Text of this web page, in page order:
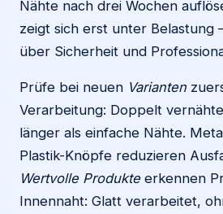
Nähte nach drei Wochen
zeigt sich erst unter Belastung
über Sicherheit und
Prüfe bei neuen Varianten
Verarbeitung: Doppelt
länger als einfache Nähte.
Plastik-Knöpfe reduzieren
Wertvolle Produkteerkennen
Innennaht: Glatt verarbeitet,